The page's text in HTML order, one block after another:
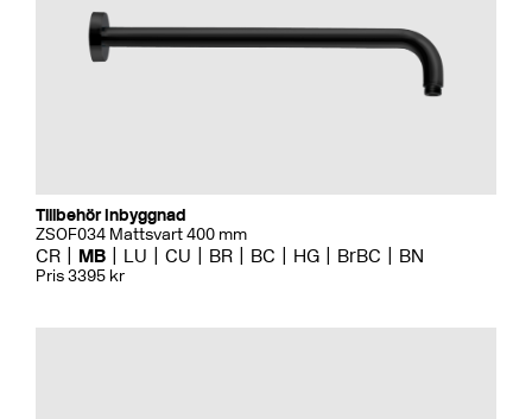
Tillbehör Inbyggnad
ZSOF034 Mattsvart 400 mm
CR MB LU CU BR BC HG BrBC BN
Pris 3395 kr